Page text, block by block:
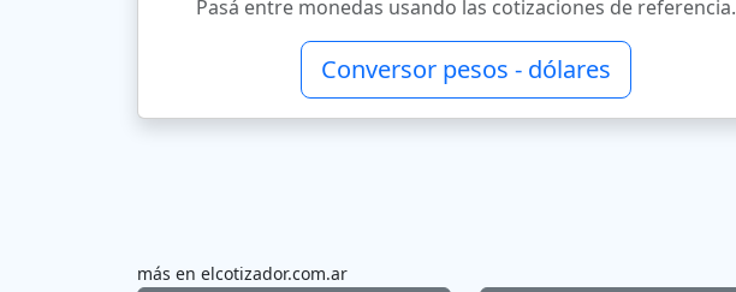
Pasá entre monedas usando las cotizaciones de referencia.
Conversor pesos - dólares
más en elcotizador.com.ar